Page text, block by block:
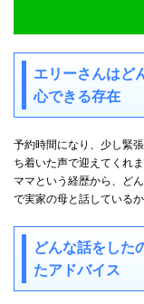
エリーさんはど
心できる存在
予約時間になり、少し緊
ち着いた声で迎えてくれ
ママという経歴から、ど
で実家の母と話している
どんな話をした
たアドバイス